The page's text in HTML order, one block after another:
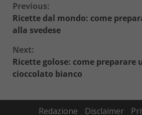
Continue
Reading
Previous:
Ricette dal mondo: come
alla svedese
Next:
Ricette golose: come preparare
cioccolato bianco
Redazione Disclaimer